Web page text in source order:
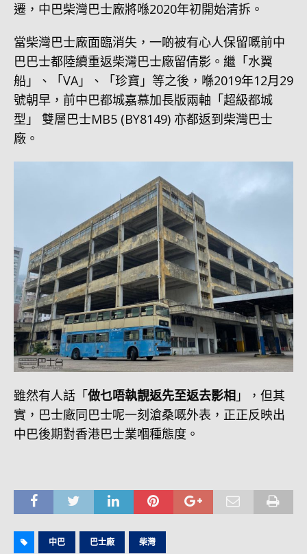
遷，中巴柴灣巴士廠將喺2020年初開始清拆。
當柴灣巴士廠面臨消失，一啲被有心人保留嘅前中
巴巴士都陸續重返柴灣巴士廠留倩影。繼「水翼
船」、「VA」、「珍寶」等之後，喺2019年12月29
號朝早，前中巴都城嘉慕加長版兩軸「超級都城
型」 雙層巴士MB5 (BY8149) 亦都返到柴灣巴士
廠。
雖然有人話「做乜唔執靚返先至返去影相 」，但其
實，巴士廠同巴士呢一刻滄桑嘅外表，正正反映出
中巴後期對香港巴士業嗰種態度。
中巴 巴士廠 柴灣